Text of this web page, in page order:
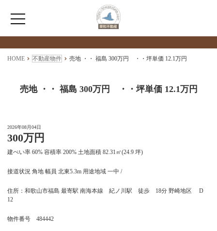
HOME
売買情報
月極駐車場のご案内
アクセス
検索物件の詳細
****
HOME 不動産物件 売地 ・・ 福島 300万円 ・・坪単価 12.1万円
売地 ・・ 福島 300万円 ・・坪単価 12.1万円
2026年08月04日
300万円
建ぺい率 60% 容積率 200% 土地面積 82.31㎡(24.9 坪)
接道状況 角地 幅員 北東5.3m 用途地域 一中 /
住所：和歌山市福島 最寄駅 南海本線 紀ノ川駅 徒歩 18分 野崎地区 D
12
物件番号 484442